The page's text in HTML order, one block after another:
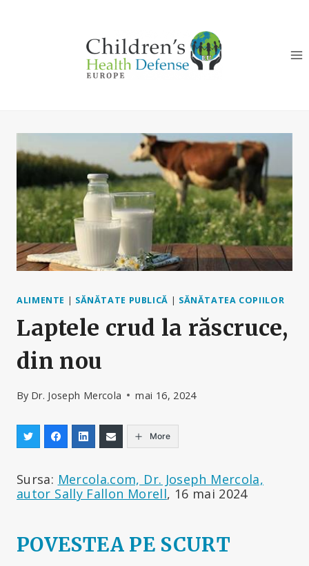
ALIMENTE | SĂNĂTATE PUBLICĂ | SĂNĂTATEA COPIILOR
Laptele crud la răscruce,
din nou
By Dr. Joseph Mercola mai 16, 2024
More
Sursa: Mercola.com, Dr. Joseph Mercola,
autor Sally Fallon Morell, 16 mai 2024
POVESTEA PE SCURT